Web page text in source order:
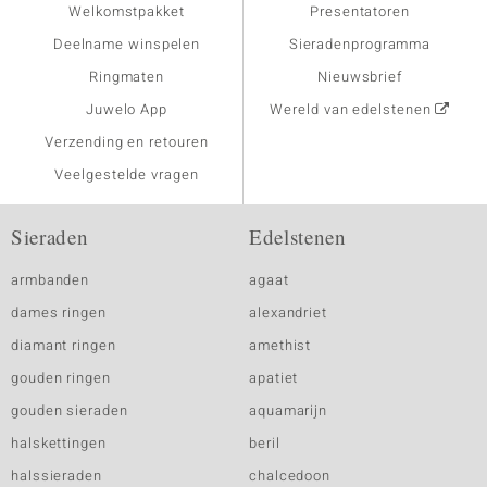
Welkomstpakket
Deelname winspelen
Ringmaten
Juwelo App
Verzending en retouren
Veelgestelde vragen
Presentatoren
Sieradenprogramma
Nieuwsbrief
Wereld van edelstenen
Sieraden
armbanden
dames ringen
diamant ringen
gouden ringen
gouden sieraden
halskettingen
halssieraden
Edelstenen
agaat
alexandriet
amethist
apatiet
aquamarijn
beril
chalcedoon